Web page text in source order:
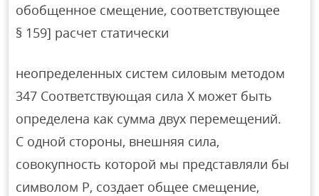
обобщенное смещение, соответствующее
§ 159] расчет статически
неопределенных систем силовым методом
347 Соответствующая сила X может быть
определена как сумма двух перемещений.
С одной стороны, внешняя сила,
совокупность которой мы представляли бы
символом Р, создает общее смещение,